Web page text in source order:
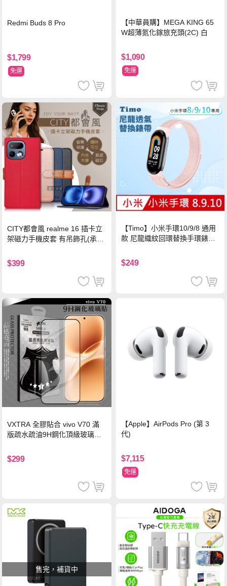
Redmi Buds 8 Pro
$1,799
免運
【中華員購】MEGA KING 65
W超薄氮化鎵旅充頭(2C) 白
$1,090
免運
CITY都會風 realme 16 插卡立
架磁力手機皮套 有吊飾孔(承諾
$399
【Timo】小米手環10/9/8 通用
款 尼龍織紋回環替換手環錶帶-
$249
VXTRA 全膠貼合 vivo V70 滿
版疏水疏油9H鋼化頂級玻璃貼
$299
【Apple】AirPods Pro (第 3
代)
$7,115
免運
售完，補貨中